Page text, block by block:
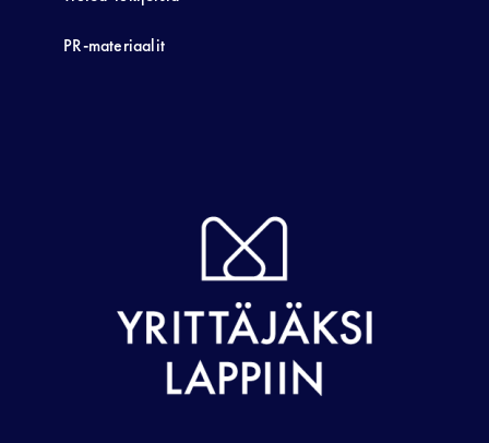
PR-materiaalit